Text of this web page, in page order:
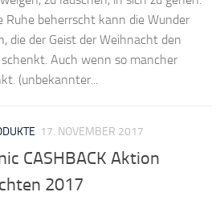
Ruhe beherrscht kann die Wunder
die der Geist der Weihnacht den
Auch wenn so mancher
(unbekannter...
17. NOVEMBER 2017
CASHBACK Aktion
2017